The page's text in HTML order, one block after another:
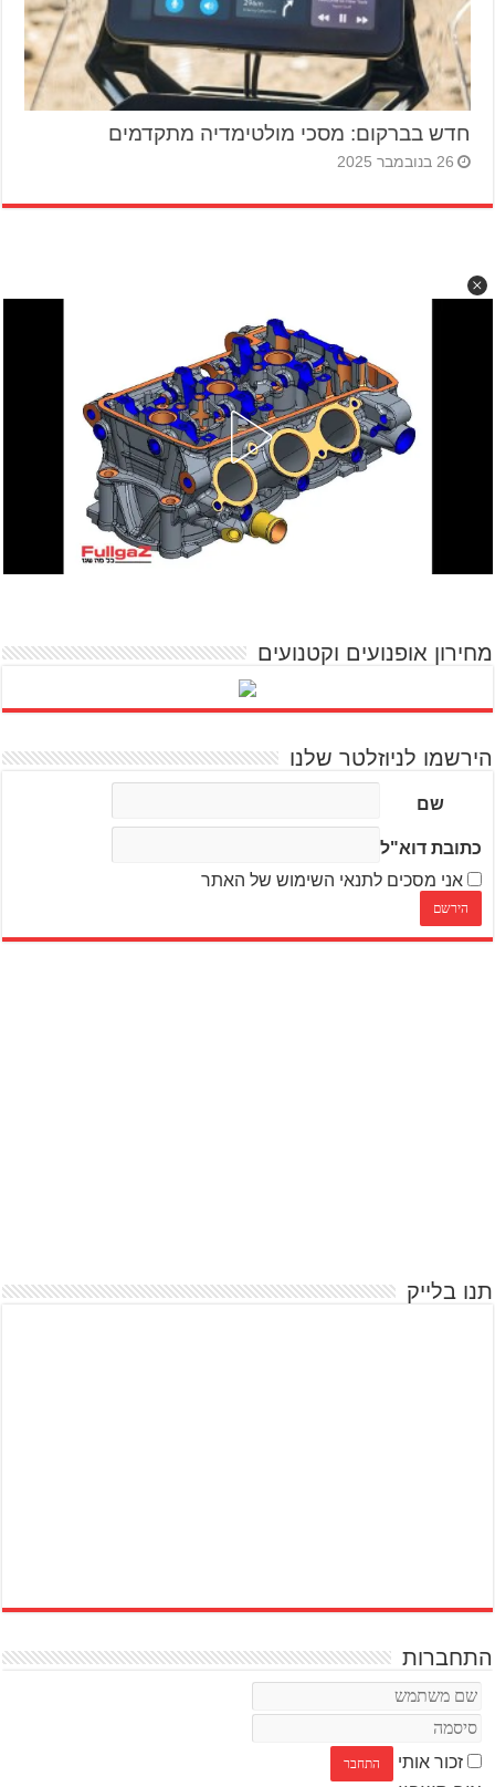
חדש בברקום: מסכי מולטימדיה מתקדמים
26 בנובמבר 2025
מחירון אופנועים וקטנועים
הירשמו לניוזלטר שלנו
שם
כתובת דוא"ל
אני מסכים לתנאי השימוש של האתר
תנו בלייק
התחברות
זכור אותי